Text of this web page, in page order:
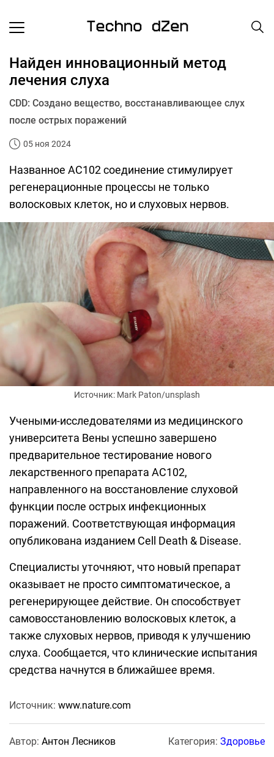
Найден инновационный метод
лечения слуха
CDD: Создано вещество, восстанавливающее слух
после острых поражений
05 ноя 2024
Названное AC102 соединение стимулирует
регенерационные процессы не только
волосковых клеток, но и слуховых нервов.
Источник: Mark Paton/unsplash
Учеными-исследователями из медицинского
университета Вены успешно завершено
предварительное тестирование нового
лекарственного препарата АС102,
направленного на восстановление слуховой
функции после острых инфекционных
поражений. Соответствующая информация
опубликована изданием Cell Death & Disease.
Специалисты уточняют, что новый препарат
оказывает не просто симптоматическое, а
регенерирующее действие. Он способствует
самовосстановлению волосковых клеток, а
также слуховых нервов, приводя к улучшению
слуха. Сообщается, что клинические испытания
средства начнутся в ближайшее время.
Источник: www.nature.com
Автор: Антон Лесников Категория: Здоровье